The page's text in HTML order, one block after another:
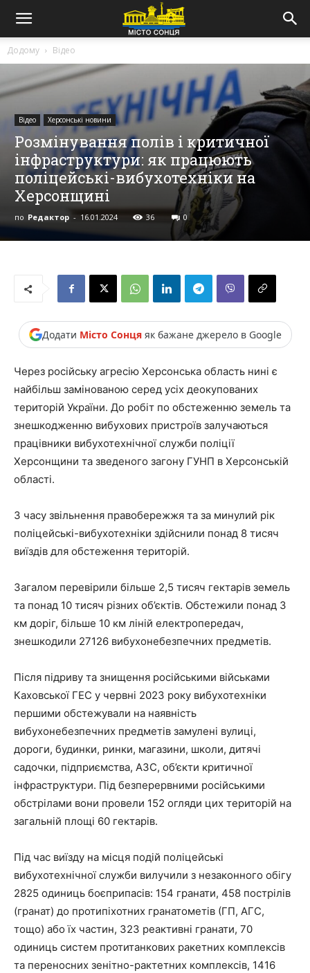
Додому Відео
Відео Херсонські новини
Розмінування полів і критичної
інфраструктури: як працюють
поліцейські-вибухотехніки на
Херсонщині
по Редактор - 16.01.2024 36 0
Додати Місто Сонцяяк бажане джерело в Google
Через російську агресію Херсонська область нині є
найбільш замінованою серед усіх деокупованих
територій України. До робіт по обстеженню земель та
знешкодженню вибухових пристроїв залучаються
працівники вибухотехнічної служби поліції
Херсонщини та зведеного загону ГУНП в Херсонській
області.
З часу звільнення правобережжя та за минулий рік
поліцейські-вибухотехніки здійснили понад 8 тисяч
виїздів для обстеження територій.
Загалом перевірили більше 2,5 тисяч гектарів земель
та понад 10 тисяч різних об’єктів. Обстежили понад 3
км доріг, більше 10 км ліній електропередач,
знешкодили 27126 вибухонебезпечних предметів.
Після підриву та знищення російськими військами
Каховської ГЕС у червні 2023 року вибухотехніки
першими обстежували на наявність
вибухонебезпечних предметів замулені вулиці,
дороги, будинки, ринки, магазини, школи, дитячі
садочки, підприємства, АЗС, об’єкти критичної
інфраструктури. Під безперервними російськими
обстрілами вони провели 152 огляди цих територій на
загальній площі 60 гектарів.
Під час виїзду на місця подій поліцейські
вибухотехнічної служби вилучили з незаконного обігу
2825 одиниць боєприпасів: 154 гранати, 458 пострілів
(гранат) до протипіхотних гранатометів (ГП, АГС,
тощо) або їх частин, 323 реактивні гранати, 70
одиниць систем протитанкових ракетних комплексів
та переносних зенітно-рактетних комплексів, 1416